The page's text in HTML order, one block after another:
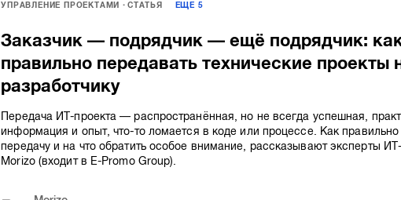
УПРАВЛЕНИЕ ПРОЕКТАМИ СТАТЬЯ ЕЩЕ 5
Заказчик — подрядчик — ещё подрядчик:
правильно передавать технические проекты
разработчику
Передача ИТ-проекта — распространённая, но не всегда успешная,
информация и опыт, что-то ломается в коде или процессе. Как правильно
передачу и на что обратить особое внимание, рассказывают эксперты
Morizo (входит в E-Promo Group).